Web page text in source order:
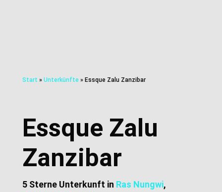
Start » Unterkünfte » Essque Zalu Zanzibar
Essque Zalu
Zanzibar
5 Sterne Unterkunft in Ras Nungwi,